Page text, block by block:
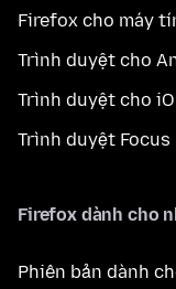
Firefox cho máy
Trình duyệt cho
Trình duyệt cho
Trình duyệt Focus
Firefox dành cho
Phiên bản dành